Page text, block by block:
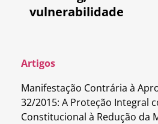
vulnerabilidade
Artigos
Manifestação Contrária à
32/2015: A Proteção Integral
Constitucional à Redução da